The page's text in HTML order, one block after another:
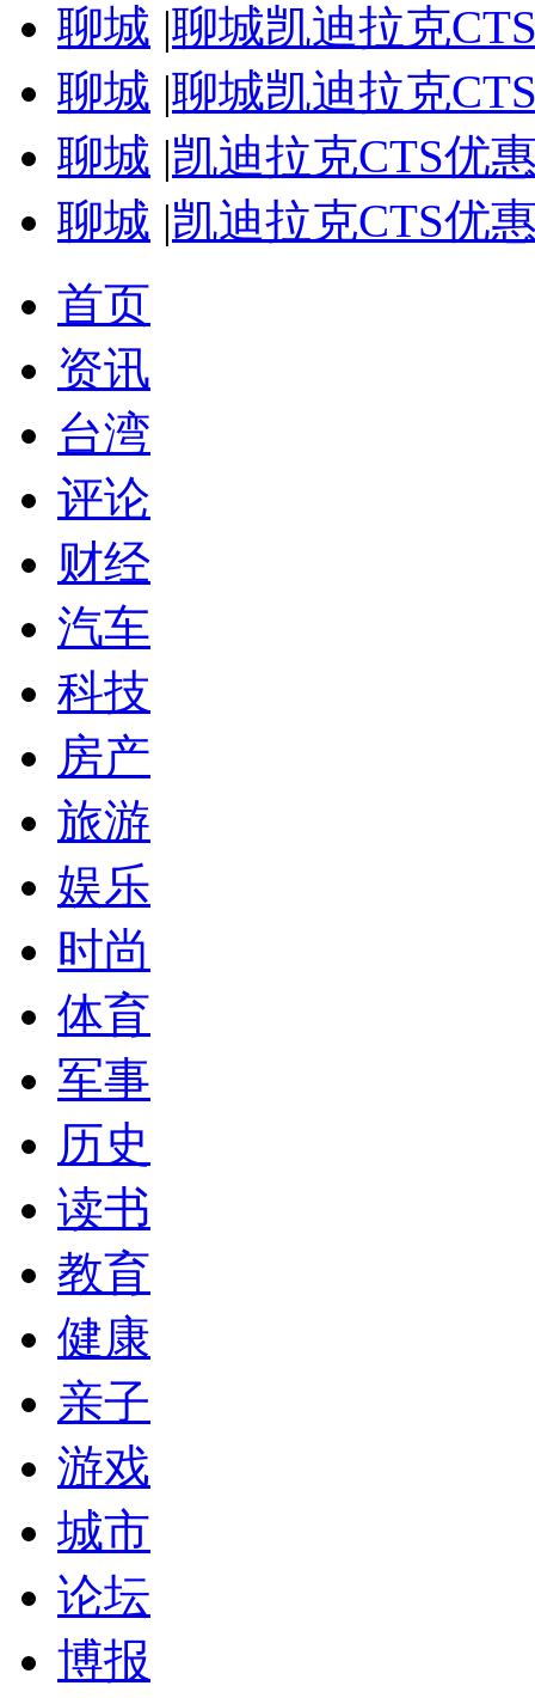
聊城 |聊城凯迪拉克
聊城 |聊城凯迪拉克
聊城 |凯迪拉克CTS优
聊城 |凯迪拉克CTS优
首页
资讯
台湾
评论
财经
汽车
科技
房产
旅游
娱乐
时尚
体育
军事
历史
读书
教育
健康
亲子
游戏
城市
论坛
博报